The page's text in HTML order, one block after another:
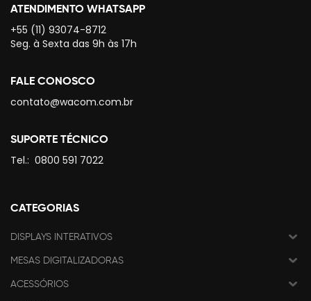
ATENDIMENTO WHATSAPP
+55 (11) 93074-8712
Seg. à Sexta das 9h às 17h
FALE CONOSCO
contato@wacom.com.br
SUPORTE TÉCNICO
Tel.: 0800 591 7022
CATEGORIAS
DISPLAYS INTERATIVOS
MESAS DIGITALIZADORAS
ACESSÓRIOS